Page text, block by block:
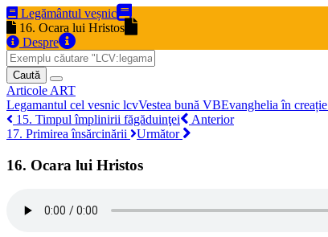
Legământul veșnic
16. Ocara lui Hristos
Despre
Caută
Articole ART
Legamantul cel vesnic lcvVestea bună VBEvanghelia în creație
15. Timpul împlinirii făgăduinţei
Anterior
17. Primirea însărcinării
Următor
16. Ocara lui Hristos